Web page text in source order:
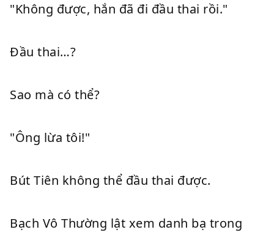
"Không được, hắn đã đi đầu thai rồi."
Đầu thai…?
Sao mà có thể?
"Ông lừa tôi!"
Bút Tiên không thể đầu thai được.
Bạch Vô Thường lật xem danh bạ trong